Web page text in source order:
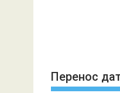
Перенос